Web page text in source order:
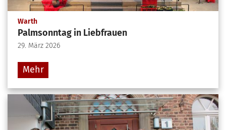
Warth:
Palmsonntag in Liebfrauen
29. März 2026
Mehr